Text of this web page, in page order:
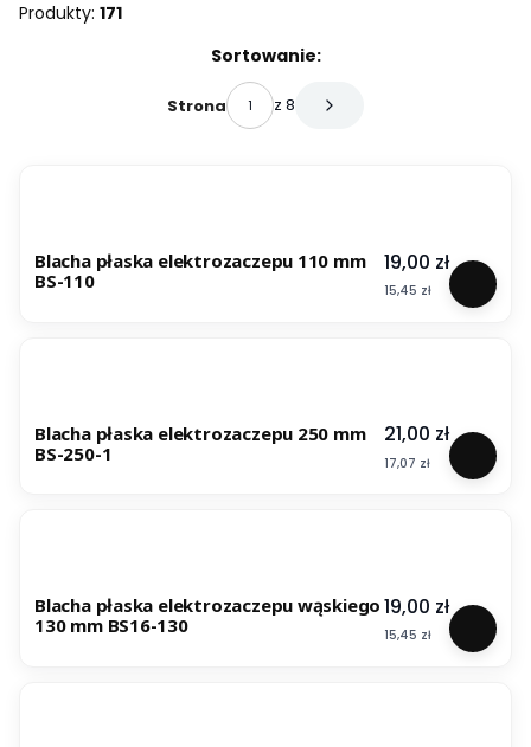
Produkty: 171
Sortowanie:
Strona z 8 Następne produkty
Blacha płaska elektrozaczepu 110 mm
BS-110
Cena
19,00 zł
Cena
15,45 zł
Blacha płaska elektrozaczepu 250 mm
BS-250-1
Cena
21,00 zł
Cena
17,07 zł
Blacha płaska elektrozaczepu wąskiego
130 mm BS16-130
Cena
19,00 zł
Cena
15,45 zł